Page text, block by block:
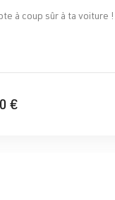
à coup sûr à ta voiture !
€